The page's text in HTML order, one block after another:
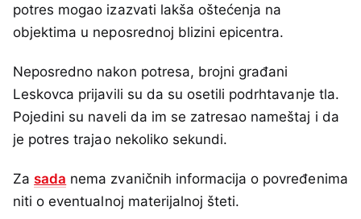
potres mogao izazvati lakša oštećenja na
objektima u neposrednoj blizini epicentra.
Neposredno nakon potresa, brojni građani
Leskovca prijavili su da su osetili podrhtavanje tla.
Pojedini su naveli da im se zatresao nameštaj i da
je potres trajao nekoliko sekundi.
Zasada nema zvaničnih informacija o povređenima
niti o eventualnoj materijalnoj šteti.